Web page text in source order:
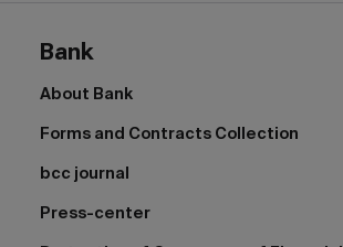
Bank
About Bank
Forms and Contracts Collection
bcc journal
Press-center